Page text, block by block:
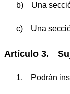
b) Una
c) Una
Artículo 3.
1. Podrán